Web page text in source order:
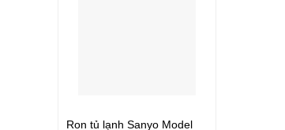
Ron tủ lạnh Sanyo Model